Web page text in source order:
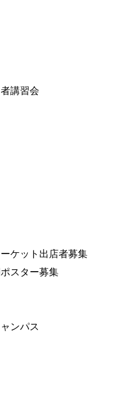
講習会
ケット出店者募集
スター募集
ンパス